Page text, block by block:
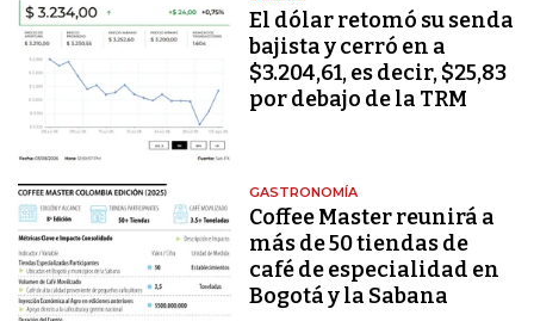
El dólar retomó su senda
bajista y cerró en a
$3.204,61, es decir, $25,83
por debajo de la TRM
GASTRONOMÍA
Coffee Master reunirá a
más de 50 tiendas de
café de especialidad en
Bogotá y la Sabana